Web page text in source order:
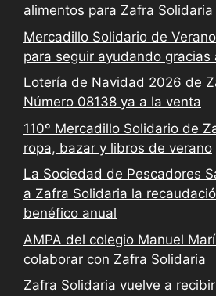
alimentos para Zafra Solidaria
Mercadillo Solidario de
para seguir ayudando gracias
Lotería de Navidad 2026 de
Número 08138 ya a la venta
110º Mercadillo Solidario de
ropa, bazar y libros de verano
La Sociedad de Pescadores
a Zafra Solidaria la
benéfico anual
AMPA del colegio Manuel
colaborar con Zafra Solidaria
Zafra Solidaria vuelve a